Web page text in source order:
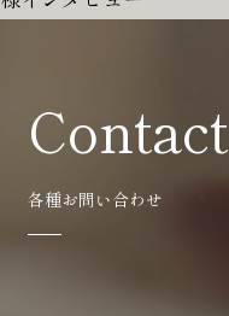
暮らしのメディア
プライバシーポリシー
Contact
各種お問い合わせ